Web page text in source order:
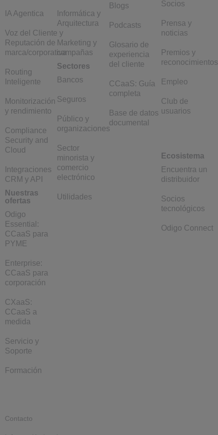
IA Agentica
Voz del Cliente y
Reputación de
marca/corporativa
Routing
Inteligente
Monitorización
y rendimiento
Compliance
Security and
Cloud
Integraciones
CRM y API
Nuestras
ofertas
Odigo
Essential:
CCaaS para
PYME
Enterprise:
CCaaS para
corporación
CXaaS:
CCaaS a
medida
Servicio y
Soporte
Formación
Informática y
Arquitectura
Marketing y
campañas
Sectores
Bancos
Seguros
Público y
organizaciones
Sector
minorista y
comercio
electrónico
Utilidades
Blogs
Podcasts
Glosario de
experiencia
del cliente
CCaaS: Guía
completa
Base de datos
documental
Socios
Prensa y
noticias
Premios y
reconocimientos
Empleo
Club de
usuarios
Ecosistema
Encuentra un
distribuidor
Socios
tecnológicos
Odigo Connect
Contacto